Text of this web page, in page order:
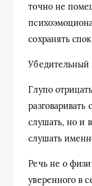
точно не
сохранять
Глупо
слушать, но и
слушать
Речь не о
уверенного в